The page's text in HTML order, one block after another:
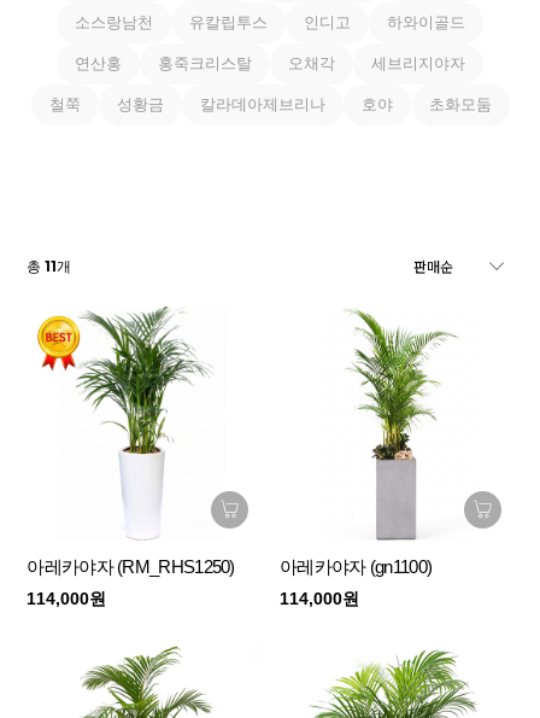
소스랑남천 유칼립투스 인디고 하와이골드
연산홍 홍죽크리스탈 오채각 세브리지야자
철쭉 성황금 칼라데아제브리나 호야 초화모둠
총11개
아레카야자 (RM_RHS1250)
114,000원
아레카야자 (gn1100)
114,000원